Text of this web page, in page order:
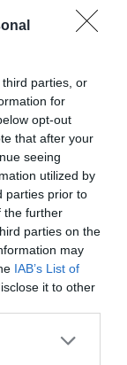
parties, or
for
opt-out
that after your
seeing
utilized by
parties prior to
the further
parties on the
may
IAB’s List of
it to other
more Google
των
με
Πότε
και μη
με
έως